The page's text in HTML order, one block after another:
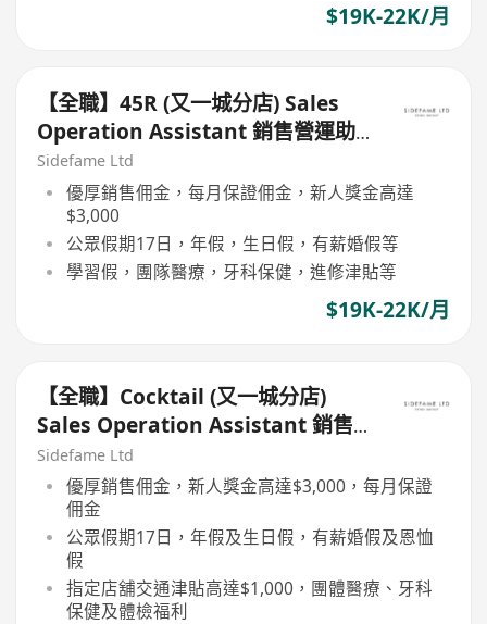
$19K-22K/月
【全職】45R (又一城分店) Sales
Operation Assistant 銷售營運助
理【永久保證佣金+新人獎金
$3,000】
Sidefame Ltd
優厚銷售佣金，每月保證佣金，新人獎金高達
$3,000
公眾假期17日，年假，生日假，有薪婚假等
學習假，團隊醫療，牙科保健，進修津貼等
$19K-22K/月
【全職】Cocktail (又一城分店)
Sales Operation Assistant 銷售
營運助理【永久保證佣金+新人獎金
$3,000】
Sidefame Ltd
優厚銷售佣金，新人獎金高達$3,000，每月保證
佣金
公眾假期17日，年假及生日假，有薪婚假及恩恤
假
指定店舖交通津貼高達$1,000，團體醫療、牙科
保健及體檢福利